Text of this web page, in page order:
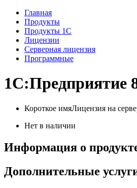
Главная
Продукты
Продукты 1С
Лицензии
Серверная лицензия
Программные
1С:Предприятие
Короткое имяЛицензия на
Нет в наличии
Информация о
Дополнительные